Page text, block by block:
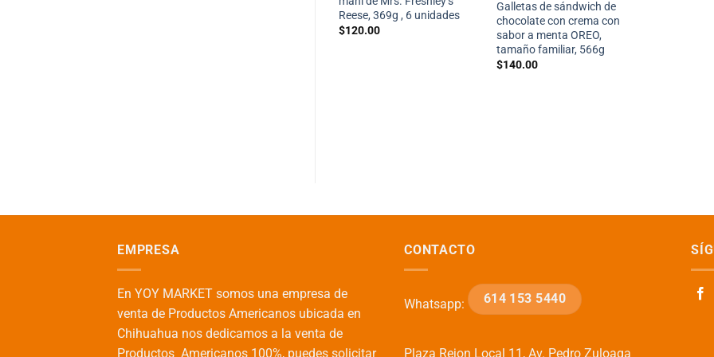
Reese, 369g , 6 unidades
$120.00
Galletas de sándwich de
chocolate con crema con
sabor a menta OREO,
tamaño familiar, 566g
$140.00
EMPRESA
En YOY MARKET somos una empresa de
venta de Productos Americanos ubicada en
Chihuahua nos dedicamos a la venta de
Productos Americanos 100%, puedes solicitar
CONTACTO
Whatsapp: 614 153 5440
Plaza Rejon Local 11, Av. Pedro Zuloaga